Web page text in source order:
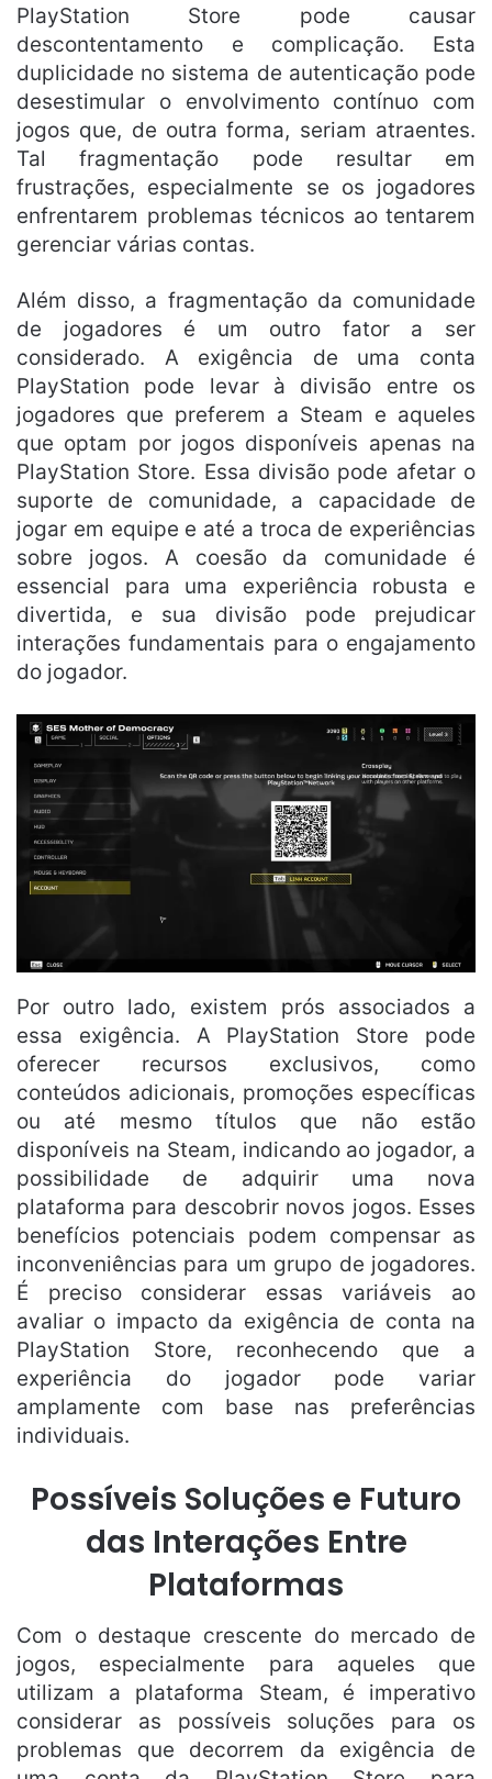
PlayStation Store pode causar
descontentamento e complicação. Esta
duplicidade no sistema de autenticação pode
desestimular o envolvimento contínuo com
jogos que, de outra forma, seriam atraentes.
Tal fragmentação pode resultar em
frustrações, especialmente se os jogadores
enfrentarem problemas técnicos ao tentarem
gerenciar várias contas.
Além disso, a fragmentação da comunidade
de jogadores é um outro fator a ser
considerado. A exigência de uma conta
PlayStation pode levar à divisão entre os
jogadores que preferem a Steam e aqueles
que optam por jogos disponíveis apenas na
PlayStation Store. Essa divisão pode afetar o
suporte de comunidade, a capacidade de
jogar em equipe e até a troca de experiências
sobre jogos. A coesão da comunidade é
essencial para uma experiência robusta e
divertida, e sua divisão pode prejudicar
interações fundamentais para o engajamento
do jogador.
Por outro lado, existem prós associados a
essa exigência. A PlayStation Store pode
oferecer recursos exclusivos, como
conteúdos adicionais, promoções específicas
ou até mesmo títulos que não estão
disponíveis na Steam, indicando ao jogador, a
possibilidade de adquirir uma nova
plataforma para descobrir novos jogos. Esses
benefícios potenciais podem compensar as
inconveniências para um grupo de jogadores.
É preciso considerar essas variáveis ao
avaliar o impacto da exigência de conta na
PlayStation Store, reconhecendo que a
experiência do jogador pode variar
amplamente com base nas preferências
individuais.
Possíveis Soluções e Futuro
das Interações Entre
Plataformas
Com o destaque crescente do mercado de
jogos, especialmente para aqueles que
utilizam a plataforma Steam, é imperativo
considerar as possíveis soluções para os
problemas que decorrem da exigência de